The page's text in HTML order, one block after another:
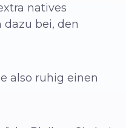
natives
bei, den
also ruhig einen